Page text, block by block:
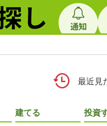
最近見
建てる 投資